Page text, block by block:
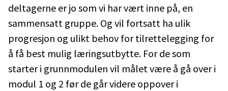
deltagerne er jo som vi har vært inne på, en
sammensatt gruppe. Og vil fortsatt ha ulik
progresjon og ulikt behov for tilrettelegging for
å få best mulig læringsutbytte. For de som
starter i grunnmodulen vil målet være å gå over i
modul 1 og 2 før de går videre oppover i